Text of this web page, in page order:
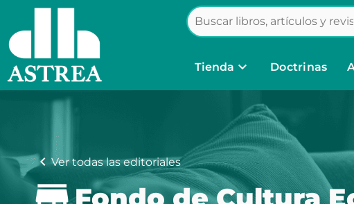
Tienda keyboard_arrow_down Doctrinas
chevron_leftVer todas las editoriales